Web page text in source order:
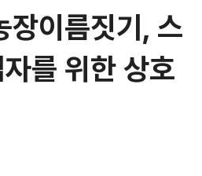
장이름짓기, 스
를 위한 상호